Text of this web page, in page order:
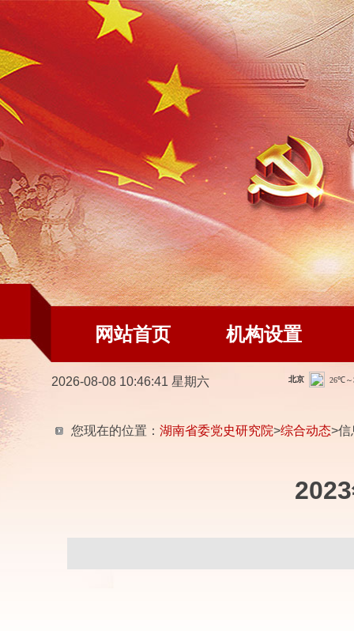
网站首页 机构设置
2026-08-08 10:46:42 星期六
您现在的位置： 湖南省委党史研究院>综合动态>信